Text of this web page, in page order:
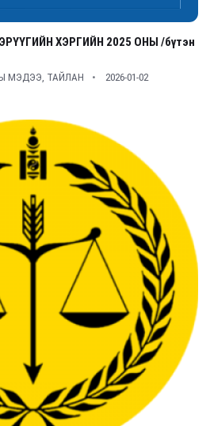
ХЭРГИЙН 2025 ОНЫ /бүтэн
МЭДЭЭ, ТАЙЛАН 2026-01-02